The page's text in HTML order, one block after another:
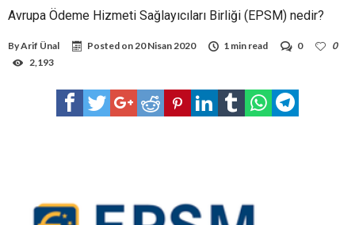
Avrupa Ödeme Hizmeti Sağlayıcıları Birliği (EPSM) nedir?
ByArif Ünal Posted on20 Nisan 2020 1 min read 0
0
2,193